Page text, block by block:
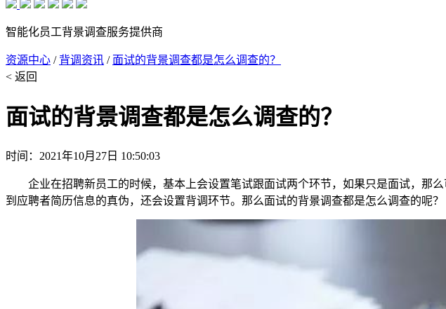
智能化员工背景调查服务提供商
资源中心 / 背调资讯 / 面试的背景调查都是怎么调查的？
< 返回
面试的背景调查都是怎么调查的？
时间：2021年10月27日 10:50:03
企业在招聘新员工的时候，基本上会设置笔试跟面试两个环节，如果只是面试，那
到应聘者简历信息的真伪，还会设置背调环节。那么面试的背景调查都是怎么调查的呢？